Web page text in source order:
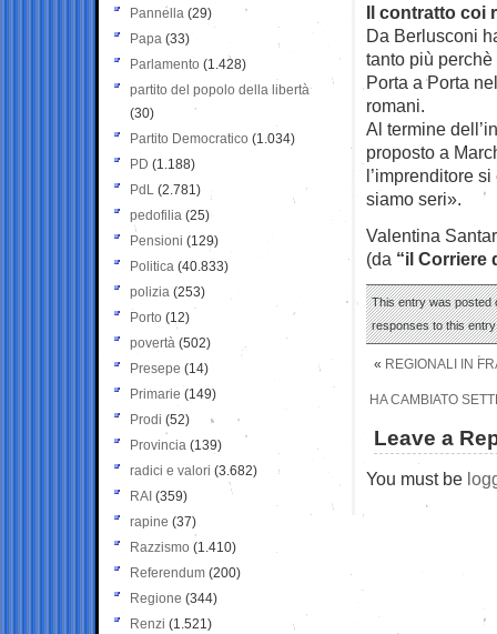
Il contratto coi
Da Berlusconi
tanto più
Porta a Porta
romani.
Al termine
proposto a
l’imprenditore
siamo seri».
Valentina
(da “il Corriere
This entry was posted
responses to this
« REGIONALI IN
HA CAMBIATO
Leave a
You must be
Pannella (29)
Papa (33)
Parlamento (1.428)
partito del popolo della libertà
(30)
Partito Democratico (1.034)
PD (1.188)
PdL (2.781)
pedofilia (25)
Pensioni (129)
Politica (40.833)
polizia (253)
Porto (12)
povertà (502)
Presepe (14)
Primarie (149)
Prodi (52)
Provincia (139)
radici e valori (3.682)
RAI (359)
rapine (37)
Razzismo (1.410)
Referendum (200)
Regione (344)
Renzi (1.521)